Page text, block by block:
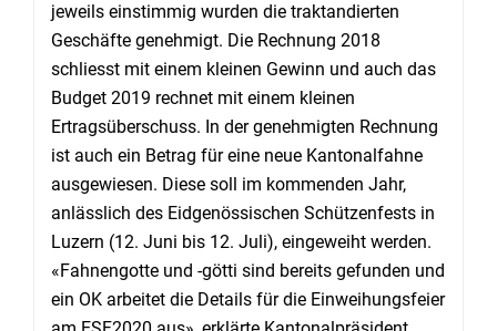
jeweils einstimmig wurden die traktandierten
Geschäfte genehmigt. Die Rechnung 2018
schliesst mit einem kleinen Gewinn und auch das
Budget 2019 rechnet mit einem kleinen
Ertragsüberschuss. In der genehmigten Rechnung
ist auch ein Betrag für eine neue Kantonalfahne
ausgewiesen. Diese soll im kommenden Jahr,
anlässlich des Eidgenössischen Schützenfests in
Luzern (12. Juni bis 12. Juli), eingeweiht werden.
«Fahnengotte und -götti sind bereits gefunden und
ein OK arbeitet die Details für die Einweihungsfeier